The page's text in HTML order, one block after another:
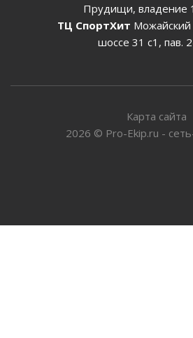
Прудищи, владение
ТЦ СпортХит Можайский
шоссе 31 с1, пав.
Карта сайта
2026 © Pro-Ekip.ru -